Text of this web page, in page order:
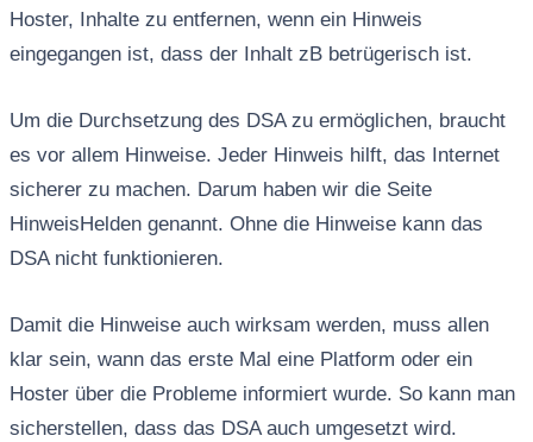
Hoster, Inhalte zu entfernen, wenn ein Hinweis
eingegangen ist, dass der Inhalt zB betrügerisch ist.
Um die Durchsetzung des DSA zu ermöglichen, braucht
es vor allem Hinweise. Jeder Hinweis hilft, das Internet
sicherer zu machen. Darum haben wir die Seite
HinweisHelden genannt. Ohne die Hinweise kann das
DSA nicht funktionieren.
Damit die Hinweise auch wirksam werden, muss allen
klar sein, wann das erste Mal eine Platform oder ein
Hoster über die Probleme informiert wurde. So kann man
sicherstellen, dass das DSA auch umgesetzt wird.